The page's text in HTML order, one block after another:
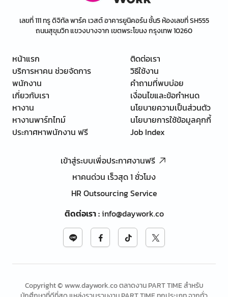
เลขที่ 111 ทรู ดิจิทัล พาร์ค เวสต์ อาคารยูนิคอร์น ชั้น5 ห้องเลขที่ SH555
ถนนสุขุมวิท แขวงบางจาก เขตพระโขนง กรุงเทพ 10260
หน้าแรก
บริการหาคน ช่วยจัดการ
พนักงาน
เกี่ยวกับเรา
หางาน
หางานพาร์ทไทม์
ประกาศหาพนักงาน ฟรี
ติดต่อเรา
วิธีใช้งาน
คำถามที่พบบ่อย
เงื่อนไขและข้อกำหนด
นโยบายความเป็นส่วนตัว
นโยบายการใช้ข้อมูลคุกกี้
Job Index
เข้าสู่ระบบเพื่อประกาศงานฟรี
หาคนด่วน เร็วสุด 1 ชั่วโมง
HR Outsourcing Service
ติดต่อเรา:info@daywork.co
Copyright © www.daywork.co ตลาดงาน PART TIME สำหรับ